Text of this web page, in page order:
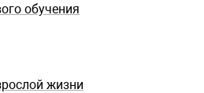
обучения
жизни